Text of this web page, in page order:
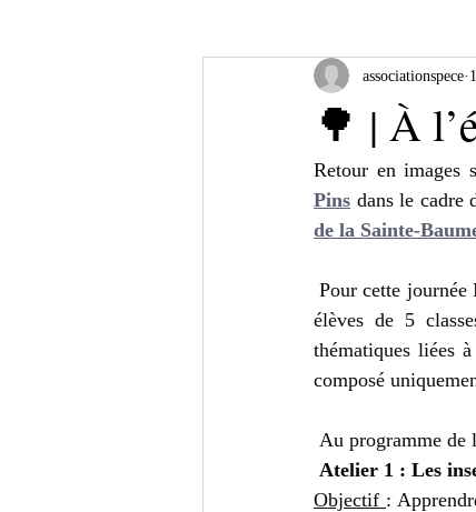
🌳 | À
associationspece
Retour en images
Pins dans le cadre
de la Sainte-
Pour cette journée
élèves de 5
thématiques liées
composé
Au programme de
Atelier 1 : Les
Objectif :